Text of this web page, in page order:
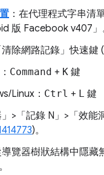
：在代理程式字串清
版 Facebook v407」
清除網路記錄」快速鍵 (
Command + K 鍵
Linux： Ctrl + L 鍵
>「記錄 N」>「效能
)。
覽器樹狀結構中隱藏